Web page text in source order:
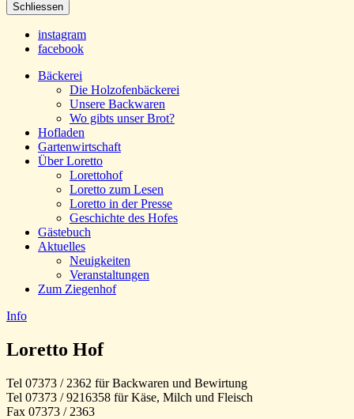
Schliessen
instagram
facebook
Bäckerei
Die Holzofenbäckerei
Unsere Backwaren
Wo gibts unser Brot?
Hofladen
Gartenwirtschaft
Über Loretto
Lorettohof
Loretto zum Lesen
Loretto in der Presse
Geschichte des Hofes
Gästebuch
Aktuelles
Neuigkeiten
Veranstaltungen
Zum Ziegenhof
Info
Loretto Hof
Tel 07373 / 2362 für Backwaren und Bewirtung
Tel 07373 / 9216358 für Käse, Milch und Fleisch
Fax 07373 / 2363